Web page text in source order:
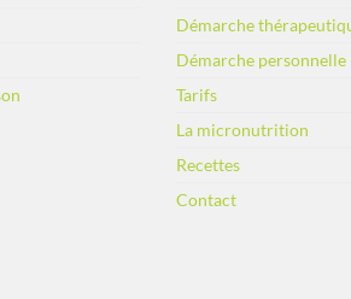
Démarche
Démarche personnelle
Tarifs
La micronutrition
Recettes
Contact